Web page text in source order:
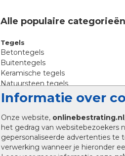
Informatie over
Onze website, onlinebestrating.nl
het gedrag van websitebezoekers
gepersonaliseerde advertenties
verwerking wanneer je hieronder
Alle populaire categorieën
Tegels
Betontegels
Buitentegels
Keramische tegels
Natuursteen tegels
Siertegels
Stoeptegels
Straattegels
Terrastegels
Tuintegels